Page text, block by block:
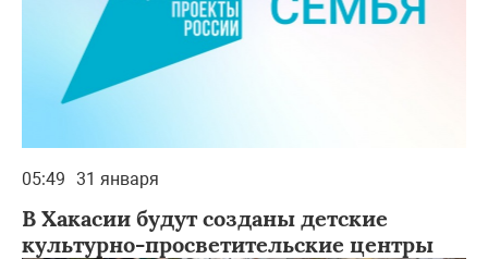
05:49 31 января
В Хакасии будут созданы детские
культурно-просветительские центры